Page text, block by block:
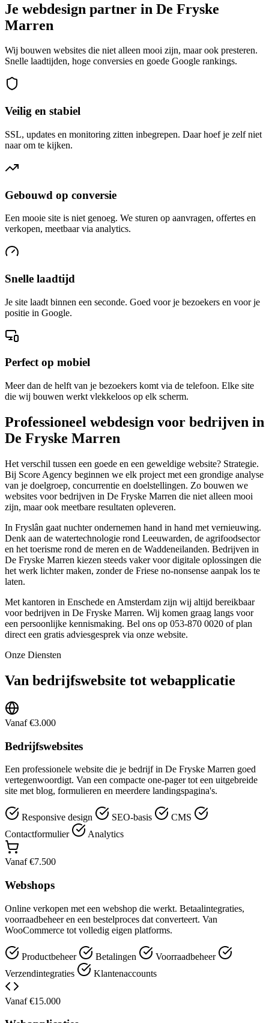
Je webdesign partner in De Fryske
Marren
Wij bouwen websites die niet alleen mooi zijn, maar ook presteren.
Snelle laadtijden, hoge conversies en goede Google rankings.
Veilig en stabiel
SSL, updates en monitoring zitten inbegrepen. Daar hoef je zelf niet
naar om te kijken.
Gebouwd op conversie
Een mooie site is niet genoeg. We sturen op aanvragen, offertes en
verkopen, meetbaar via analytics.
Snelle laadtijd
Je site laadt binnen een seconde. Goed voor je bezoekers en voor je
positie in Google.
Perfect op mobiel
Meer dan de helft van je bezoekers komt via de telefoon. Elke site
die wij bouwen werkt vlekkeloos op elk scherm.
Professioneel webdesign voor bedrijven in
De Fryske Marren
Het verschil tussen een goede en een geweldige website? Strategie.
Bij Score Agency beginnen we elk project met een grondige analyse
van je doelgroep, concurrentie en doelstellingen. Zo bouwen we
websites voor bedrijven in De Fryske Marren die niet alleen mooi
zijn, maar ook meetbare resultaten opleveren.
In Fryslân gaat nuchter ondernemen hand in hand met vernieuwing.
Denk aan de watertechnologie rond Leeuwarden, de agrifoodsector
en het toerisme rond de meren en de Waddeneilanden. Bedrijven in
De Fryske Marren kiezen steeds vaker voor digitale oplossingen die
het werk lichter maken, zonder de Friese no-nonsense aanpak los te
laten.
Met kantoren in Enschede en Amsterdam zijn wij altijd bereikbaar
voor bedrijven in De Fryske Marren. Wij komen graag langs voor
een persoonlijke kennismaking. Bel ons op 053-870 0020 of plan
direct een gratis adviesgesprek via onze website.
Onze Diensten
Van bedrijfswebsite tot webapplicatie
Vanaf €3.000
Bedrijfswebsites
Een professionele website die je bedrijf in De Fryske Marren goed
vertegenwoordigt. Van een compacte one-pager tot een uitgebreide
site met blog, formulieren en meerdere landingspagina's.
Responsive design SEO-basis
CMS
Contactformulier
Analytics
Vanaf €7.500
Webshops
Online verkopen met een webshop die werkt. Betaalintegraties,
voorraadbeheer en een bestelproces dat converteert. Van
WooCommerce tot volledig eigen platforms.
Productbeheer Betalingen
Voorraadbeheer
Verzendintegraties
Klantenaccounts
Vanaf €15.000